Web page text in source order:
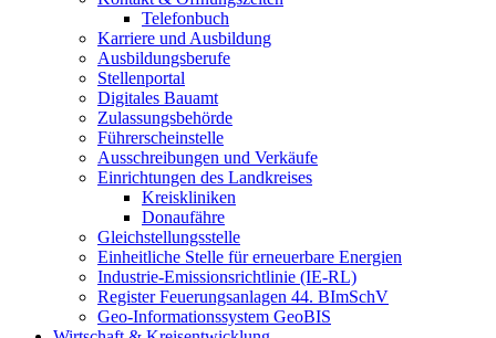
Telefonbuch
Karriere und Ausbildung
Ausbildungsberufe
Stellenportal
Digitales Bauamt
Zulassungsbehörde
Führerscheinstelle
Ausschreibungen und Verkäufe
Einrichtungen des Landkreises
Kreiskliniken
Donaufähre
Gleichstellungsstelle
Einheitliche Stelle für erneuerbare Energien
Industrie-Emissionsrichtlinie (IE-RL)
Register Feuerungsanlagen 44. BImSchV
Geo-Informationssystem GeoBIS